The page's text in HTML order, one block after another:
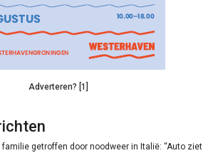
Adverteren? [1]
familie getroffen door noodweer in Italië: “Auto ziet